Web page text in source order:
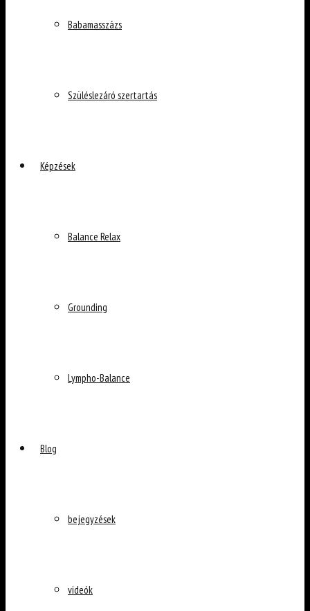
Babamasszázs
Szüléslezáró szertartás
Képzések
Balance Relax
Grounding
Lympho-Balance
Blog
bejegyzések
videók